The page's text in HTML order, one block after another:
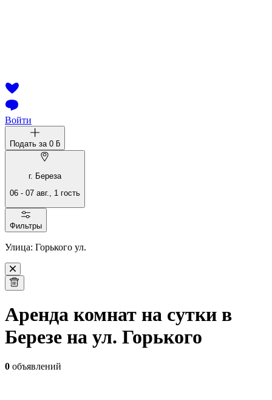
Войти
Подать за 0 ƃ
г. Береза
06 - 07 авг., 1 гость
Фильтры
Улица: Горького ул.
Аренда комнат на сутки в
Березе на ул. Горького
0 объявлений